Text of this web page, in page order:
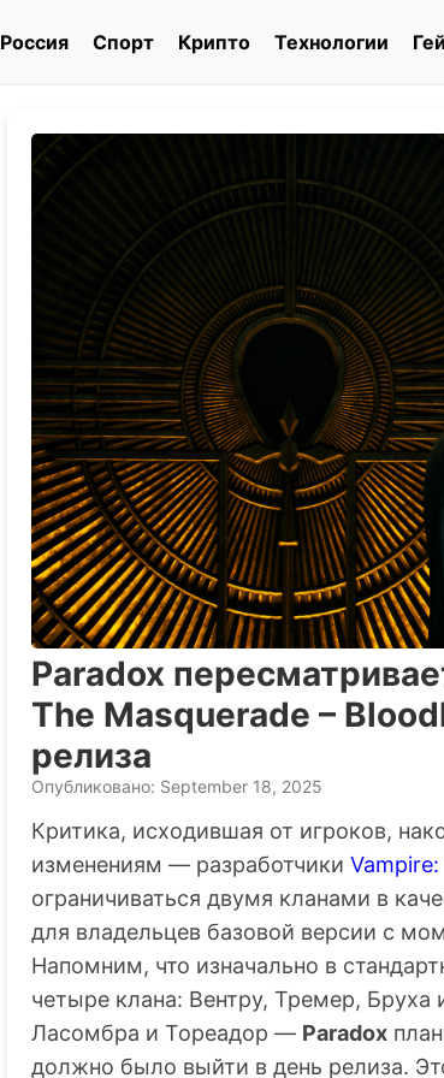
Россия Спорт Крипто Технологии
Paradox
The Masquerade –
релиза
Опубликовано: September 18, 2025
Критика, исходившая от игроков,
изменениям — разработчики
ограничиваться двумя кланами в
для владельцев базовой версии с
Напомним, что изначально в
четыре клана: Вентру, Тремер,
Ласомбра и Тореадор — Paradox
должно было выйти в день релиза.